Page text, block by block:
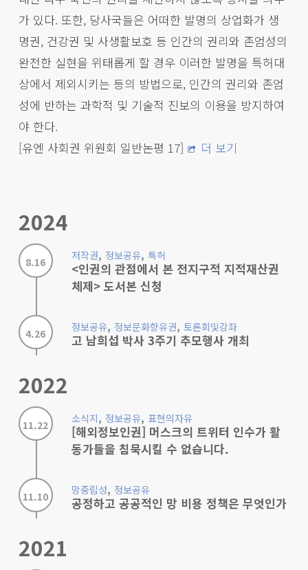
가 있다. 또한, 당사국들은 어떠한 발명의 상업화가 생
명권, 건강권 및 사생활보호 등 인간의 권리와 존엄성의
완전한 실현을 위태롭게 할 경우 이러한 발명을 특허대
상에서 제외시키는 등의 방법으로, 인간의 권리와 존엄
성에 반하는 과학적 및 기술적 진보의 이용을 방지하여
야 한다.
[유엔 사회권 위원회 일반논평 17]
더 보기
2024
8.16 저작권, 정보공유, 특허
<인권의 관점에서 본 전지구적 지적재산권
체제> 도서본 신청
4.26 정보공유, 정보문화향유권, 토론회및강좌
고 남희섭 박사 3주기 추모행사 개최
2022
11.22 소식지, 정보공유, 표현의자유
[해외정보인권] 머스크의 트위터 인수가 활
동가들을 침묵시킬 수 없습니다.
11.10 망중립성, 정보공유
공정하고 공공적인 망 비용 정책은 무엇인가
2021